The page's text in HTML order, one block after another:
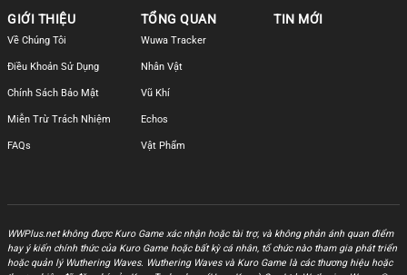
GIỚI THIỆU
Về Chúng Tôi
Điều Khoản Sử Dụng
Chính Sách Bảo Mật
Miễn Trừ Trách Nhiệm
FAQs
TỔNG QUAN
Wuwa Tracker
Nhân Vật
Vũ Khí
Echos
Vật Phẩm
TIN MỚI
WWPlus.net không được Kuro Game xác nhận hoặc tài trợ, và không phản ánh quan điểm
hay ý kiến chính thức của Kuro Game hoặc bất kỳ cá nhân, tổ chức nào tham gia phát triển
hoặc quản lý Wuthering Waves. Wuthering Waves và Kuro Game là các thương hiệu hoặc